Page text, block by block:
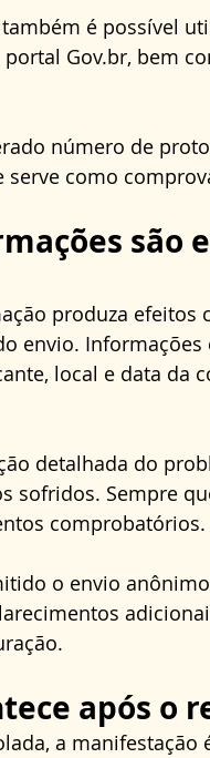
é possível
portal Gov.br, bem
número de
serve como
são
produza
envio.
local e data da
detalhada do
sofridos. Sempre
comprobatórios.
o envio
após o
a manifestação